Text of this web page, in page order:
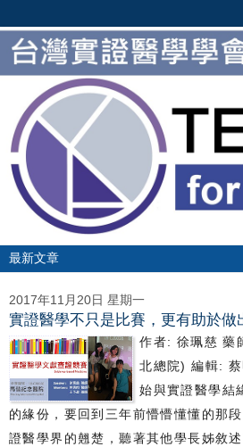
2017年11月20日 星期一
實證醫學不只是比賽，更有助於
作者: 徐珮慈 藥
北總院) 編輯:
始與實證醫學結
的緣份，要回到三年前懵懵懂懂的那
證醫學界的翹楚，聽著其他學長姊敘